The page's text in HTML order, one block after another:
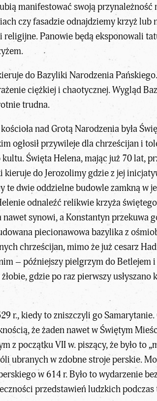
manifestować swoją
czy fasadzie odnajdziemy krzyż lub
Panowie będą eksponowali
do Bazyliki Narodzenia
ciężkiej i chaotycznej. Wygląd
trudna.
nad Grotą Narodzenia była
ogłosił przywileje dla chrześcijan i
Święta Helena, mając już 70 lat,
kieruje do Jerozolimy gdzie z jej
te dwie oddzielne budowle zamkną w
odnaleźć relikwie krzyża
nawet synowi, a Konstantyn
piecionawowa bazylika z
chrześcijan, mimo że już cesarz
– późniejszy pielgrzym do
gdzie po raz pierwszy
r., kiedy to zniszczyli go
że żaden nawet w Świętym
z początku VII w. piszący, że było to
ubranych w zdobne stroje perskie.
w 614 r. Było to wydarzenie
przedstawień ludzkich